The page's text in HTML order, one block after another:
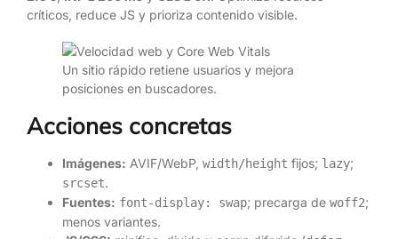
críticos, reduce JS y prioriza contenido visible.
Un sitio rápido retiene usuarios y mejora
posiciones en buscadores.
Acciones concretas
Imágenes: AVIF/WebP, width/height fijos; lazy;
srcset.
Fuentes: font-display: swap; precarga de woff2;
menos variantes.